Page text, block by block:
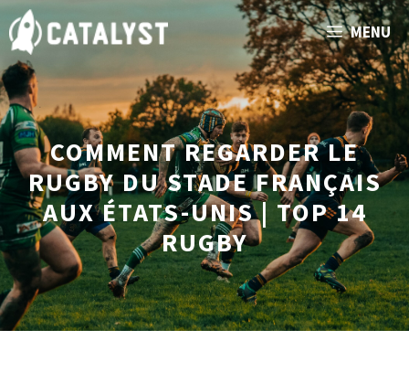
Aller
au
contenu
MENU
COMMENT REGARDER LE
RUGBY DU STADE FRANÇAIS
AUX ÉTATS-UNIS | TOP 14
RUGBY